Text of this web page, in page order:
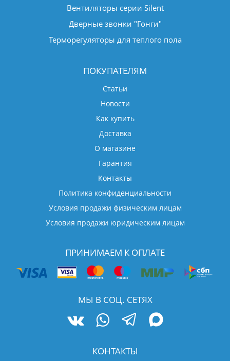
Вентиляторы серии Silent
Дверные звонки "Гонги"
Терморегуляторы для теплого пола
ПОКУПАТЕЛЯМ
Статьи
Новости
Как купить
Доставка
О магазине
Гарантия
Контакты
Политика конфиденциальности
Условия продажи физическим лицам
Условия продажи юридическим лицам
ПРИНИМАЕМ К ОПЛАТЕ
МЫ В СОЦ. СЕТЯХ
КОНТАКТЫ